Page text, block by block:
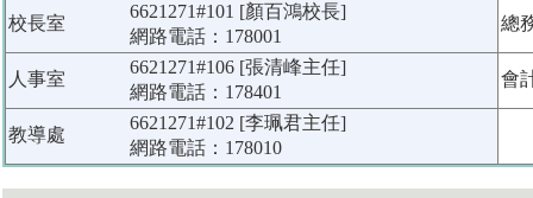
校長室
6621271#101 [顏百鴻校長]
網路電話：178001
總
人事室
6621271#106 [張清峰主任]
網路電話：178401
會
教導處
6621271#102 [李珮君主任]
網路電話：178010